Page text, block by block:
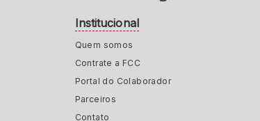
Institucional
Quem somos
Contrate a FCC
Portal do Colaborador
Parceiros
Contato